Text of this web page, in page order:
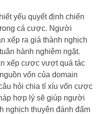
yếu quyết định chiến
cá cược. Người
xếp ra giá thành nghịch
hành nghiêm ngặt.
xếp cược vượt quá tác
vốn của domain
hỏi chia tí xíu vốn cược
hợp lý sẽ giúp người
nghịch thuyên đánh đấm